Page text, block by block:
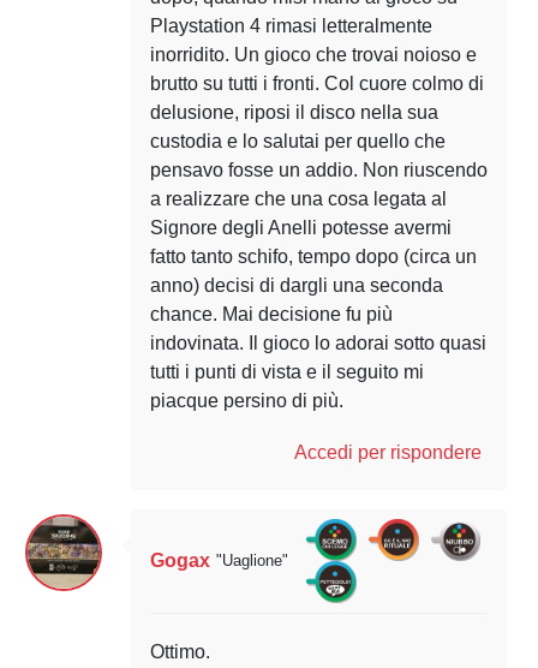
Playstation 4 rimasi letteralmente
inorridito. Un gioco che trovai noioso e
brutto su tutti i fronti. Col cuore colmo di
delusione, riposi il disco nella sua
custodia e lo salutai per quello che
pensavo fosse un addio. Non riuscendo
a realizzare che una cosa legata al
Signore degli Anelli potesse avermi
fatto tanto schifo, tempo dopo (circa un
anno) decisi di dargli una seconda
chance. Mai decisione fu più
indovinata. Il gioco lo adorai sotto quasi
tutti i punti di vista e il seguito mi
piacque persino di più.
Accedi per rispondere
Gogax "Uaglione"
Ottimo.